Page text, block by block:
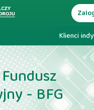
Klienci
- BFG